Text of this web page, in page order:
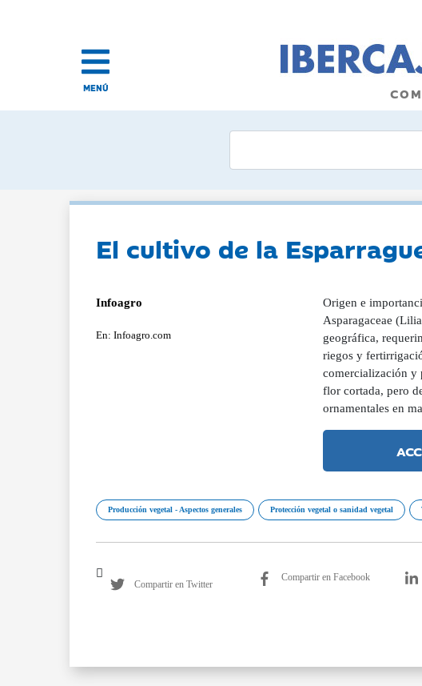
MENÚ
El cultivo de la
Infoagro
En: Infoagro.com
Origen e
Asparagaceae
geográfica,
riegos y
comercialización y
flor cortada, pero
ornamentales en
Producción vegetal - Aspectos generales Protección vegetal o sanidad vegetal
Compartir en Twitter
Compartir en Facebook